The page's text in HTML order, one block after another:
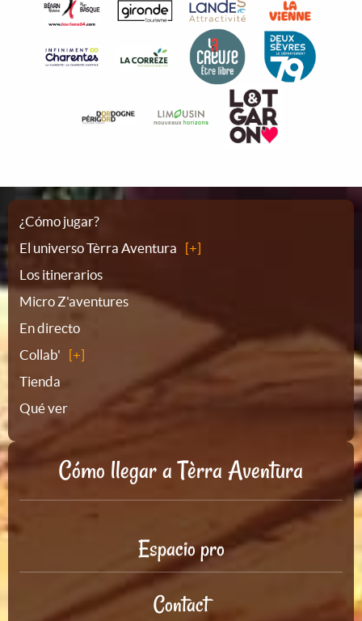
Plano
del
sitio
¿Cómo jugar?
El universo Tèrra Aventura
Los itinerarios
Micro Z'aventures
En directo
Collab'
Tienda
Qué ver
Cómo llegar a Tèrra Aventura
Espacio pro
Contact